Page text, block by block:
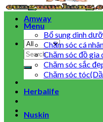
Menu
Search
for:
Amway
Bổ sung dinh
Chăm sóc cá
Chăm sóc đồ gia
Chăm sóc sắc
Chăm sóc
Herbalife
Nuskin